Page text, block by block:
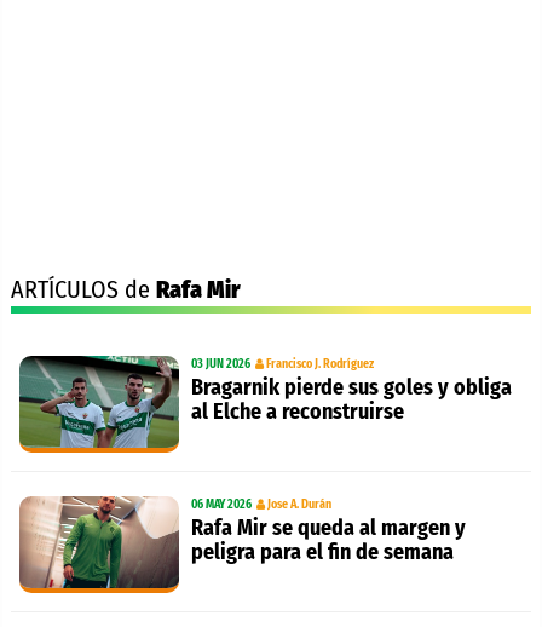
ARTÍCULOS de Rafa Mir
03 JUN 2026 Francisco J. Rodríguez
Bragarnik pierde sus goles y obliga
al Elche a reconstruirse
06 MAY 2026 Jose A. Durán
Rafa Mir se queda al margen y
peligra para el fin de semana